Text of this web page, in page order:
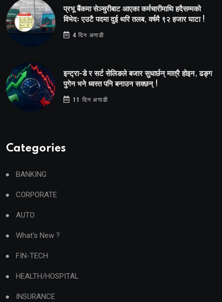
प्रभू बैंकमा सेञ्चुरीबाट आएका कर्मचारीमाथि हदैसम्मको
विभेदः एउटै पदमा दुई थरि तलब, वर्षमै ९२ हजार घाटा !
4 दिन अगाडी
इन्ट्रा-डे र सर्ट सेलिङले बजार सुधार्छन् मात्रै होइन, ढङ्ग
पुगेन भने ध्वस्त पनि बनाउन सक्छन् !
11 दिन अगाडी
Categories
BANKING
CORPORATE
AUTO
What's New ?
FIN-TECH
HEALTH/HOSPITAL
INSURANCE